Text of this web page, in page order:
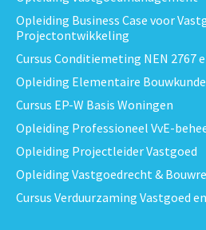
Opleiding Business Case voor
Projectontwikkeling
Cursus Conditiemeting NEN 2767
Opleiding Elementaire Bouwkunde
Cursus EP-W Basis Woningen
Opleiding Professioneel VvE-
Opleiding Projectleider Vastgoed
Opleiding Vastgoedrecht &
Cursus Verduurzaming Vastgoed